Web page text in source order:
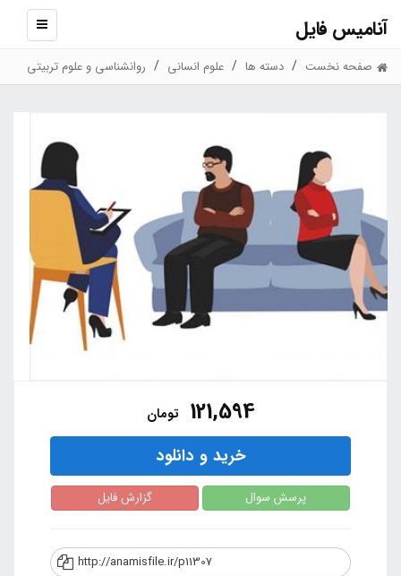
آنامیس فایل
نمایش
صفحه نخست دسته ها علوم انسانی روانشناسی و علوم تربیتی
121,594 تومان
خرید و دانلود
پرسش سوال گزارش فایل
http://anamisfile.ir/p11307